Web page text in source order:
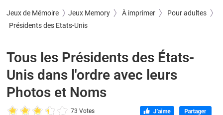
Jeux de Mémoire Jeux Memory À imprimer
Pour adultes
Présidents des Etats-Unis
Tous les Présidents des États-
Unis dans l'ordre avec leurs
Photos et Noms
73 Votes